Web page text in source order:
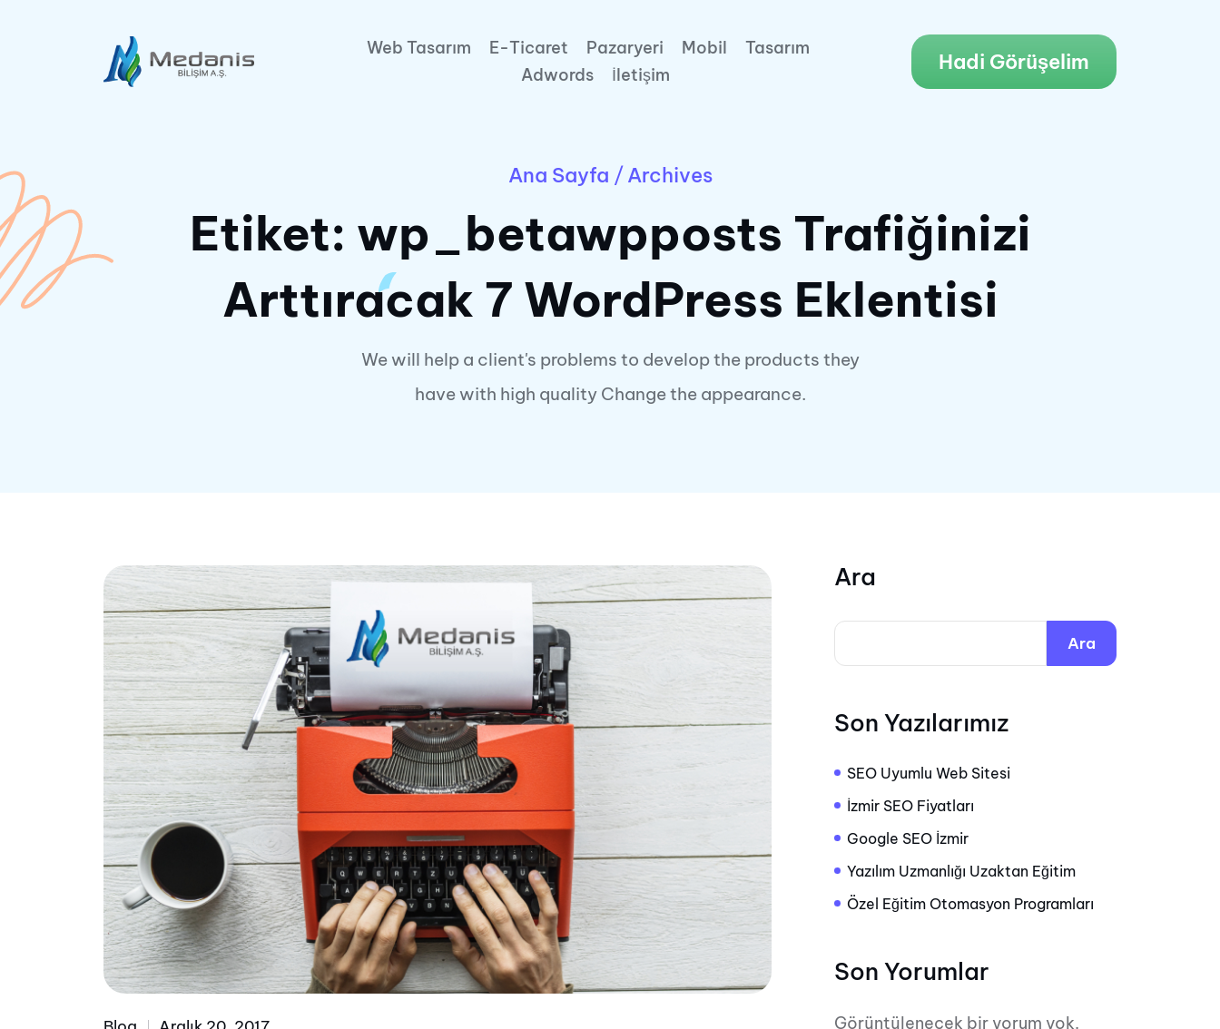
Web Tasarım E-Ticaret Pazaryeri Mobil
Tasarım
Adwords
İletişim
Hadi Görüşelim
Ana Sayfa /Archives
Etiket: wp_betawpposts Trafiğinizi
Arttıracak 7 WordPress Eklentisi
We will help a client's problems to develop the products they
have with high quality Change the appearance.
Ara
Ara
Son Yazılarımız
SEO Uyumlu Web Sitesi
İzmir SEO Fiyatları
Google SEO İzmir
Yazılım Uzmanlığı Uzaktan Eğitim
Özel Eğitim Otomasyon Programları
Son Yorumlar
Görüntülenecek bir yorum yok.